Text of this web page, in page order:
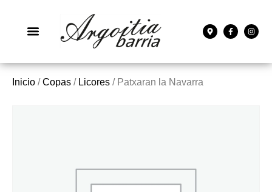
Inicio /Copas / Licores / Patxaran la Navarra